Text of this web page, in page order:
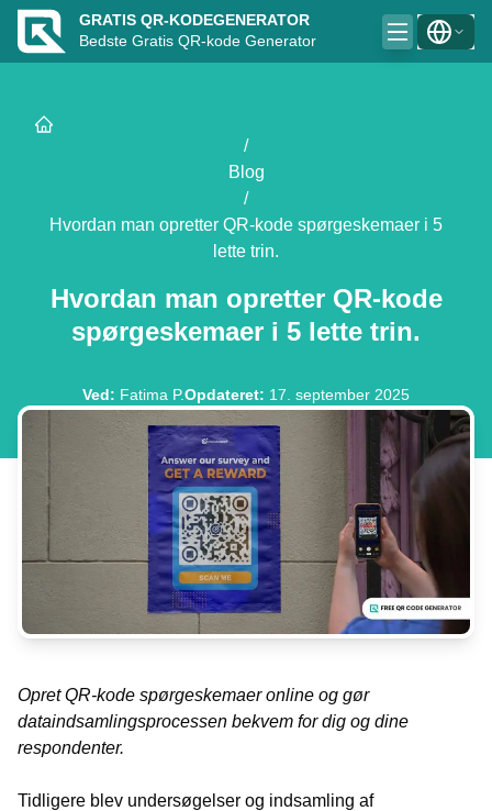
GRATIS QR-KODEGENERATOR
Bedste Gratis QR-kode Generator
/
Blog
/
Hvordan man opretter QR-kode spørgeskemaer i 5
lette trin.
Hvordan man opretter QR-kode
spørgeskemaer i 5 lette trin.
Ved: Fatima P.Opdateret: 17. september 2025
Opret QR-kode spørgeskemaer online og gør
dataindsamlingsprocessen bekvem for dig og dine
respondenter.
Tidligere blev undersøgelser og indsamling af